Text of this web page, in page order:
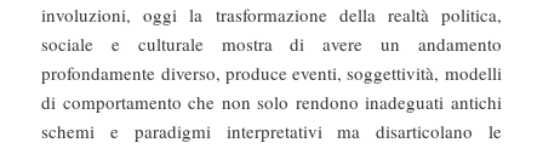
involuzioni, oggi la trasformazione della realtà politica,
sociale e culturale mostra di avere un andamento
profondamente diverso, produce eventi, soggettività, modelli
di comportamento che non solo rendono inadeguati antichi
schemi e paradigmi interpretativi ma disarticolano le